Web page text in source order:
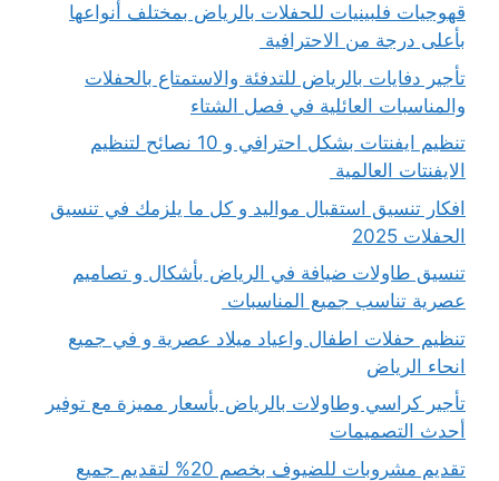
قهوجيات فلبينيات للحفلات بالرياض بمختلف أنواعها
بأعلى درجة من الاحترافية
تأجير دفايات بالرياض للتدفئة والاستمتاع بالحفلات
والمناسبات العائلية في فصل الشتاء
تنظيم ايفنتات بشكل احترافي و 10 نصائح لتنظيم
الايفنتات العالمية
افكار تنسيق استقبال مواليد و كل ما يلزمك في تنسيق
الحفلات 2025
تنسيق طاولات ضيافة في الرياض بأشكال و تصاميم
عصرية تناسب جميع المناسبات
تنظيم حفلات اطفال واعياد ميلاد عصرية و في جميع
انحاء الرياض
تأجير كراسي وطاولات بالرياض بأسعار مميزة مع توفير
أحدث التصميمات
تقديم مشروبات للضيوف بخصم 20% لتقديم جميع